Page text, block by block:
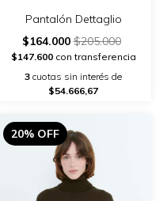
Pantalón Dettaglio
$164.000$205.000
$147.600con transferencia
3 cuotas sin interés de
$54.666,67
20% OFF